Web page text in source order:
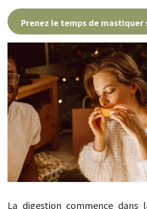
Prenez le temps de mastiquer
La digestion commence dans